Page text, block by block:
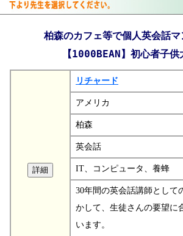
柏森のカフェ等で個人英会話
【1000BEAN】初心者子供
リチャード
アメリカ
柏森
英会話
IT、コンピュータ、養蜂
30年間の英会話講師として
かして、生徒さんの要望に
います。